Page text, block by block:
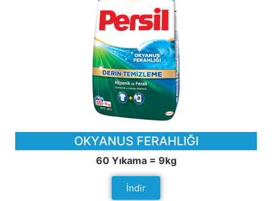
OKYANUS FERAHLIĞI
60 Yıkama = 9kg
İndir